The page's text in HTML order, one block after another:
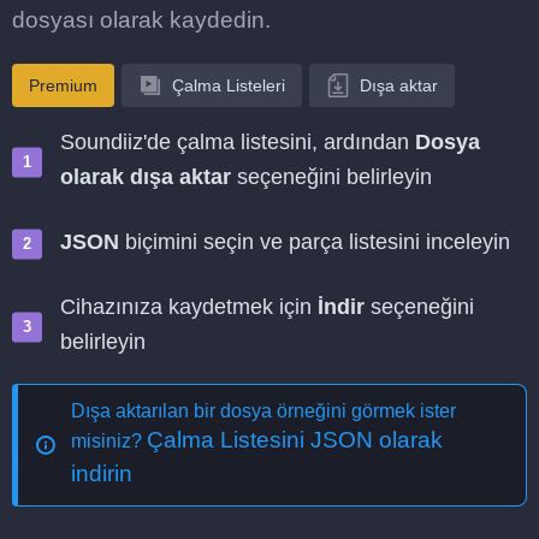
dosyası olarak kaydedin.
Premium Çalma Listeleri Dışa aktar
Soundiiz'de çalma listesini, ardından Dosya
olarak dışa aktar seçeneğini belirleyin
JSON biçimini seçin ve parça listesini inceleyin
Cihazınıza kaydetmek için İndir seçeneğini
belirleyin
Dışa aktarılan bir dosya örneğini görmek ister
misiniz? Çalma Listesini JSON olarak
indirin